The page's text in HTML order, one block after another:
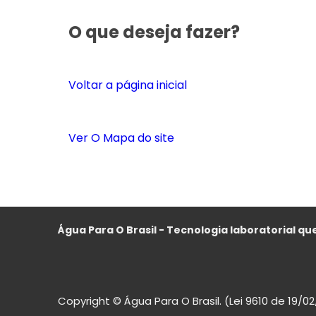
O que deseja fazer?
Voltar a página inicial
Ver O Mapa do site
Água Para O Brasil - Tecnologia laboratorial
Copyright © Água Para O Brasil. (Lei 9610 de 19/